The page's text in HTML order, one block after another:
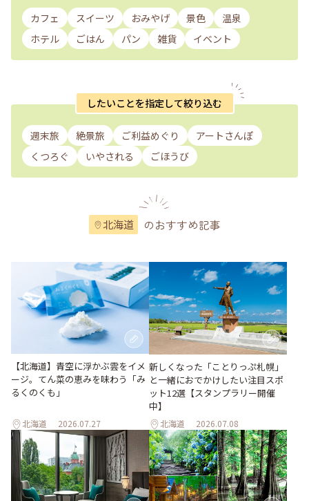
カフェ スイーツ おみやげ 景色
温泉
ホテル
ごはん パン 雑貨 イベント
したいことを指定して絞り込む
週末旅 絶景旅 ご利益めぐり
アートさんぽ
くつろぐ
いやされる ごほうび
北海道 のおすすめ記事
【北海道】青空に浮かぶ雲をイメ
ージ。てん菜の恵みを味わう「み
るくのくも」
北海道 2026.07.27
新しくなった「ことりっぷ札幌」
と一緒におでかけしたい注目スポ
ット12選【スタンプラリー開催
中】
北海道 2026.07.08